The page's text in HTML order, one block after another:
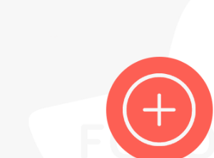
Blog
Partner
Kontakt